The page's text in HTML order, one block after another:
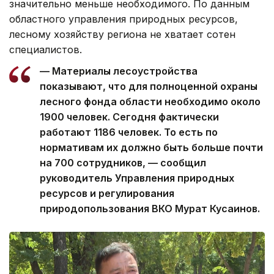
значительно меньше необходимого. По данным
областного управления природных ресурсов,
лесному хозяйству региона не хватает сотен
специалистов.
— Материалы лесоустройства
показывают, что для полноценной охраны
лесного фонда области необходимо около
1900 человек. Сегодня фактически
работают 1186 человек. То есть по
нормативам их должно быть больше почти
на 700 сотрудников, — сообщил
руководитель Управления природных
ресурсов и регулирования
природопользования ВКО Мурат Кусаинов.